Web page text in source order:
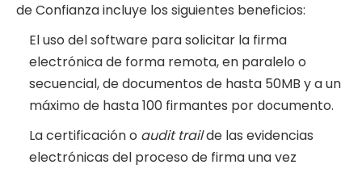
de Confianza incluye los siguientes beneficios:
El uso del software para solicitar la firma
electrónica de forma remota, en paralelo o
secuencial, de documentos de hasta 50MB y a un
máximo de hasta 100 firmantes por documento.
La certificación o audit trailde las evidencias
electrónicas del proceso de firma una vez